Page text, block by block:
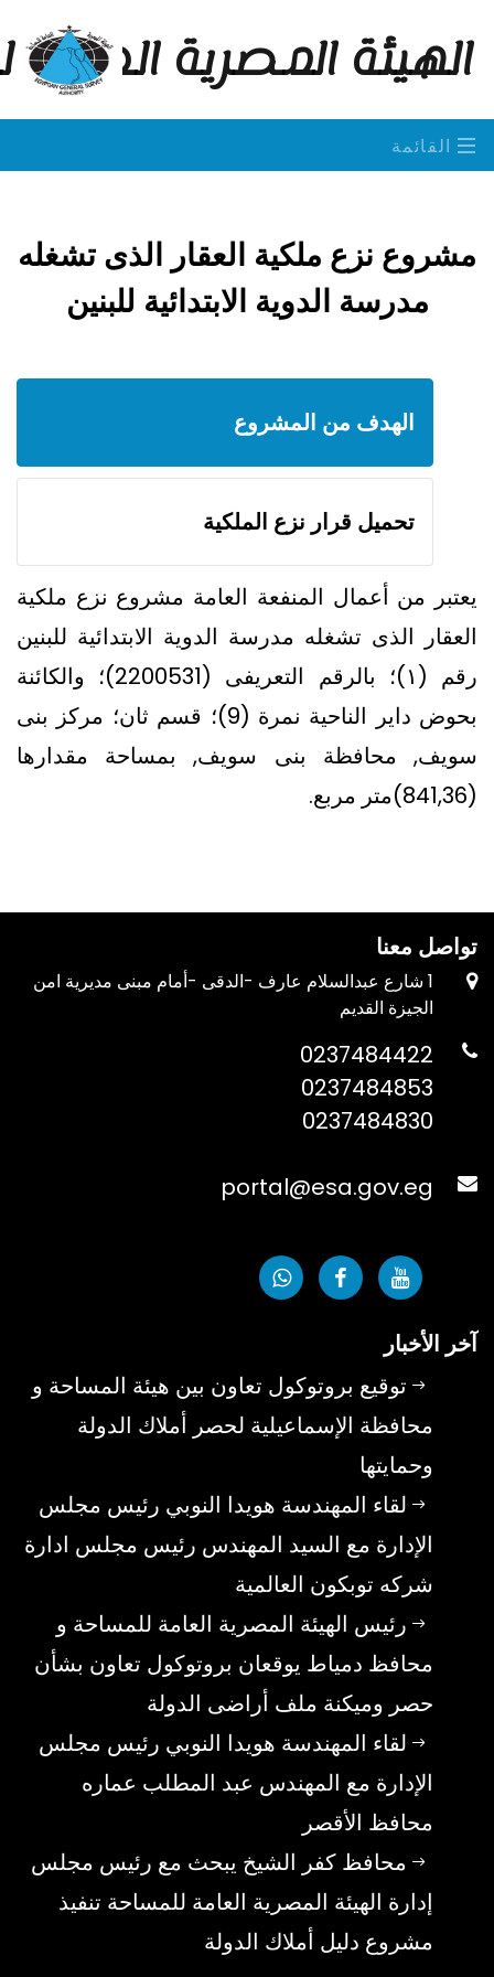
الهيئة المصرية
القائمة
مشروع نزع ملكية العقار الذى تشغله
مدرسة الدوية الابتدائية للبنين
الهدف من المشروع
تحميل قرار نزع الملكية
يعتبر من أعمال المنفعة العامة مشروع نزع ملكية
العقار الذى تشغله مدرسة الدوية الابتدائية للبنين
رقم (١)؛‏ بالرقم التعريفى (‏2200531)؛ والكائنة
بحوض داير الناحية نمرة (9)؛ قسم ثان؛ مركز بنى
سويف, محافظة بنى سويف, بمساحة مقدارها
(841,36)متر مربع.
تواصل معنا
1 شارع عبدالسلام عارف -الدقى -أمام مبنى مديرية امن
الجيزة القديم
0237484422
0237484853
0237484830
portal@esa.gov.eg
آخر الأخبار
توقيع بروتوكول تعاون بين هيئة المساحة و
محافظة الإسماعيلية لحصر أملاك الدولة
وحمايتها
لقاء المهندسة هويدا النوبي رئيس مجلس
الإدارة مع السيد المهندس رئيس مجلس ادارة
شركه توبكون العالمية
رئيس الهيئة المصرية العامة للمساحة و
محافظ دمياط يوقعان بروتوكول تعاون بشأن
حصر وميكنة ملف أراضى الدولة
لقاء المهندسة هويدا النوبي رئيس مجلس
الإدارة مع المهندس عبد المطلب عماره
محافظ الأقصر
محافظ كفر الشيخ يبحث مع رئيس مجلس
إدارة الهيئة المصرية العامة للمساحة تنفيذ
مشروع دليل أملاك الدولة